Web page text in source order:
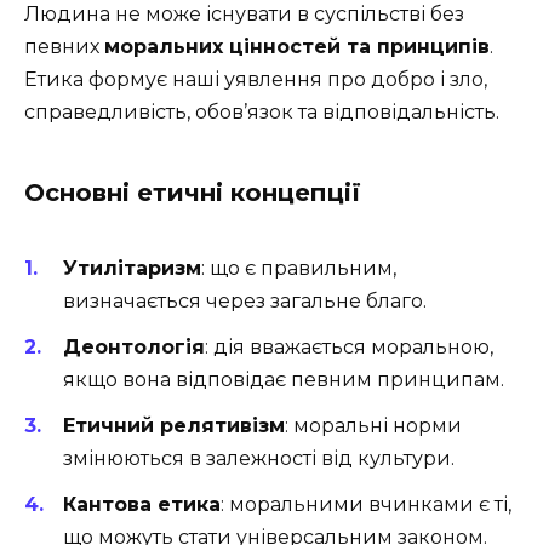
Людина не може існувати в суспільстві без
певних моральних цінностей та принципів.
Етика формує наші уявлення про добро і зло,
справедливість, обов’язок та відповідальність.
Основні етичні концепції
Утилітаризм: що є правильним,
визначається через загальне благо.
Деонтологія: дія вважається моральною,
якщо вона відповідає певним принципам.
Етичний релятивізм: моральні норми
змінюються в залежності від культури.
Кантова етика: моральними вчинками є ті,
що можуть стати універсальним законом.